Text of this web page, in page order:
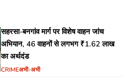
सहरसा-बनगांव मार्ग पर विशेष वाहन जांच
अभियान, 46 वाहनों से लगभग ₹1.62 लाख
का अर्थदंड
CRIMEअभी-अभी